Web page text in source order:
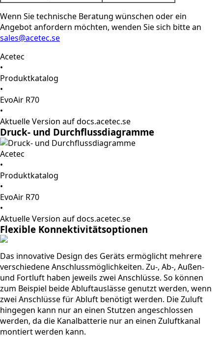
Wenn Sie technische Beratung wünschen oder ein
Angebot anfordern möchten, wenden Sie sich bitte an
sales@acetec.se
Acetec
•
Produktkatalog
•
EvoAir R70
•
Aktuelle Version auf docs.acetec.se
Druck- und Durchflussdiagramme
Acetec
•
Produktkatalog
•
EvoAir R70
•
Aktuelle Version auf docs.acetec.se
Flexible Konnektivitätsoptionen
Das innovative Design des Geräts ermöglicht mehrere
verschiedene Anschlussmöglichkeiten. Zu-, Ab-, Außen-
und Fortluft haben jeweils zwei Anschlüsse. So können
zum Beispiel beide Abluftauslässe genutzt werden, wenn
zwei Anschlüsse für Abluft benötigt werden. Die Zuluft
hingegen kann nur an einen Stutzen angeschlossen
werden, da die Kanalbatterie nur an einen Zuluftkanal
montiert werden kann.